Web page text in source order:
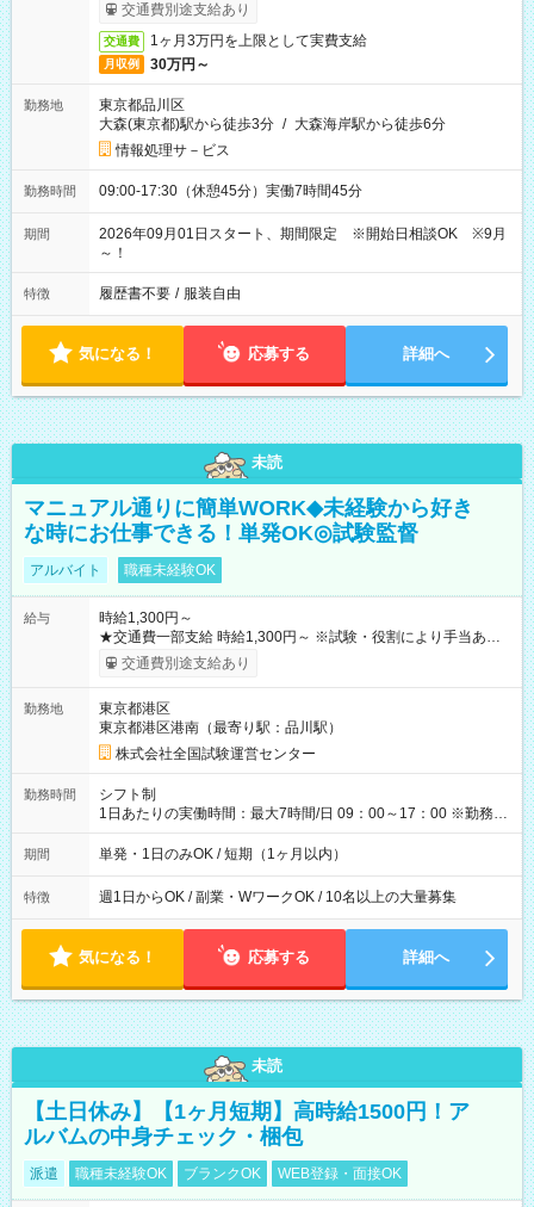
交通費別途支給あり
交通費 1ヶ月3万円を上限として実費支給
月収例 30万円～
勤務地
東京都品川区
大森(東京都)駅から徒歩3分 / 大森海岸駅から徒歩6分
情報処理サ－ビス
勤務時間 09:00-17:30（休憩45分）実働7時間45分
期間
2026年09月01日スタート、期間限定 ※開始日相談OK ※9月
～！
特徴 履歴書不要 / 服装自由
気になる！ 応募する 詳細へ
未読
マニュアル通りに簡単WORK◆未経験から好き
な時にお仕事できる！単発OK◎試験監督
アルバイト 職種未経験OK
給与
時給1,300円～
★交通費一部支給 時給1,300円～ ※試験・役割により手当あり
※勤務回数により昇給あり 【即給（前払い）オプションあ
り！】 希望される場合、勤務から1週間ほどで給与の一部を受け
例】 ・河合塾模擬試験 8:30～17:30（休憩1時間） 時給1,300円
×8時間＝日収10,400円＋交通費 ※当日の役割により時給＋100
円の場合あり ・国家試験 7:00～13:30（休憩なし） 時給1,300
円（役割手当＋100円）×6時間＝日収8,400円＋交通費 【試用期
間】試用期間なし
交通費別途支給あり
勤務地
東京都港区
東京都港区港南（最寄り駅：品川駅）
株式会社全国試験運営センター
勤務時間
シフト制
1日あたりの実働時間：最大7時間/日 09：00～17：00 ※勤務時
間は 試験により異なります。
期間 単発・1日のみOK / 短期（1ヶ月以内）
特徴 週1日からOK / 副業・WワークOK / 10名以上の大量募集
気になる！ 応募する 詳細へ
未読
【土日休み】【1ヶ月短期】高時給1500円！ア
ルバムの中身チェック・梱包
派遣 職種未経験OK ブランクOK WEB登録・面接OK